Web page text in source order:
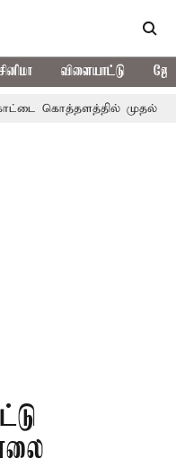
சினிமா விளையாட்டு
முதல்